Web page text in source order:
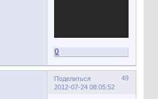
0
Поделиться
49
2012-07-24 08:05:52